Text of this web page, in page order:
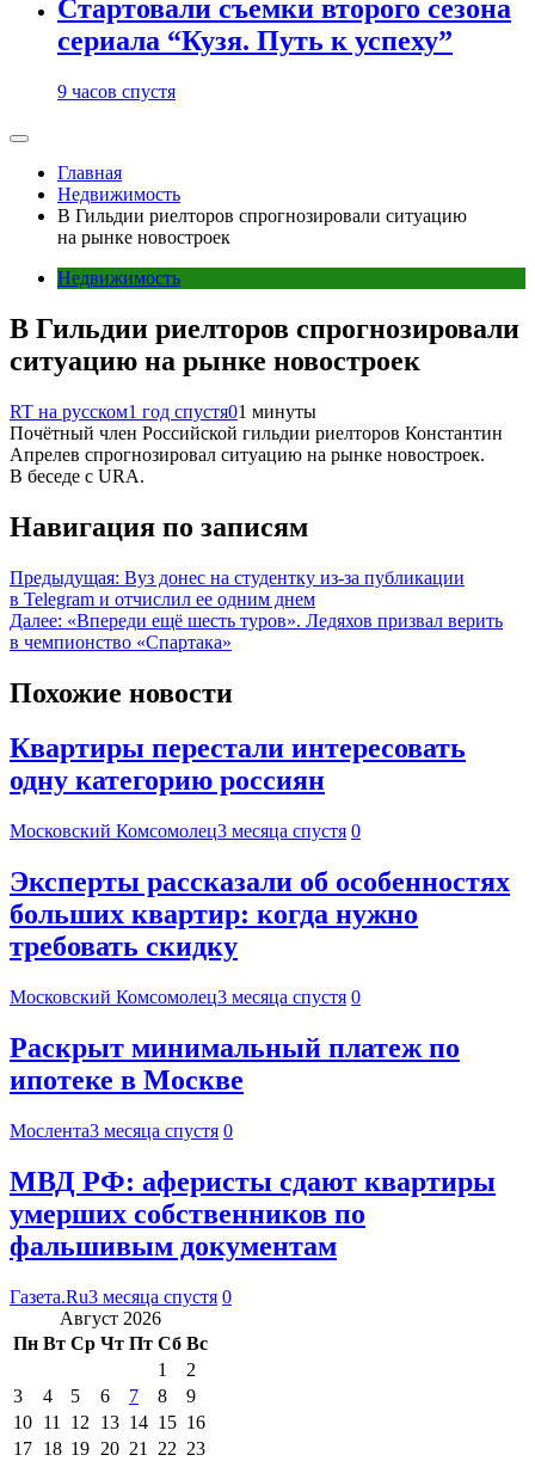
Стартовали съемки второго сезона
сериала “Кузя. Путь к успеху”
9 часов спустя
Главная
Недвижимость
В Гильдии риелторов спрогнозировали ситуацию
на рынке новостроек
Недвижимость
В Гильдии риелторов спрогнозировали
ситуацию на рынке новостроек
RT на русском1 год спустя01 минуты
Почётный член Российской гильдии риелторов Константин
Апрелев спрогнозировал ситуацию на рынке новостроек.
В беседе с URA.
Навигация по записям
Предыдущая: Вуз донес на студентку из-за публикации
в Telegram и отчислил ее одним днем
Далее: «Впереди ещё шесть туров». Ледяхов призвал верить
в чемпионство «Спартака»
Похожие новости
Квартиры перестали интересовать
одну категорию россиян
Московский Комсомолец3 месяца спустя 0
Эксперты рассказали об особенностях
больших квартир: когда нужно
требовать скидку
Московский Комсомолец3 месяца спустя 0
Раскрыт минимальный платеж по
ипотеке в Москве
Мослента3 месяца спустя 0
МВД РФ: аферисты сдают квартиры
умерших собственников по
фальшивым документам
Газета.Ru3 месяца спустя 0
Август 2026
Пн Вт Ср Чт Пт Сб Вс
1
2
3
4 5 6 7 8
9
10 11 12 13 14 15 16
17 18 19 20 21 22 23